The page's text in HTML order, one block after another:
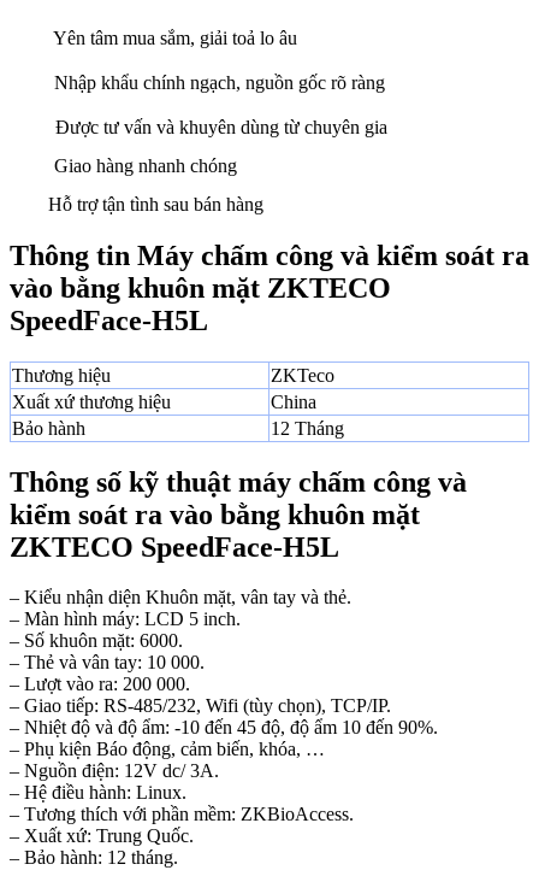
Yên tâm mua sắm, giải toả lo âu
Nhập khẩu chính ngạch, nguồn gốc rõ ràng
Được tư vấn và khuyên dùng từ chuyên gia
Giao hàng nhanh chóng
Hỗ trợ tận tình sau bán hàng
Thông tin Máy chấm công và kiểm soát ra
vào bằng khuôn mặt ZKTECO
SpeedFace-H5L
Thương hiệu
ZKTeco
Xuất xứ thương hiệu
China
Bảo hành
12 Tháng
Thông số kỹ thuật máy chấm công và
kiểm soát ra vào bằng khuôn mặt
ZKTECO SpeedFace-H5L
– Kiểu nhận diện Khuôn mặt, vân tay và thẻ.
– Màn hình máy: LCD 5 inch.
– Số khuôn mặt: 6000.
– Thẻ và vân tay: 10 000.
– Lượt vào ra: 200 000.
– Giao tiếp: RS-485/232, Wifi (tùy chọn), TCP/IP.
– Nhiệt độ và độ ẩm: -10 đến 45 độ, độ ẩm 10 đến 90%.
– Phụ kiện Báo động, cảm biến, khóa, …
– Nguồn điện: 12V dc/ 3A.
– Hệ điều hành: Linux.
– Tương thích với phần mềm: ZKBioAccess.
– Xuất xứ: Trung Quốc.
– Bảo hành: 12 tháng.